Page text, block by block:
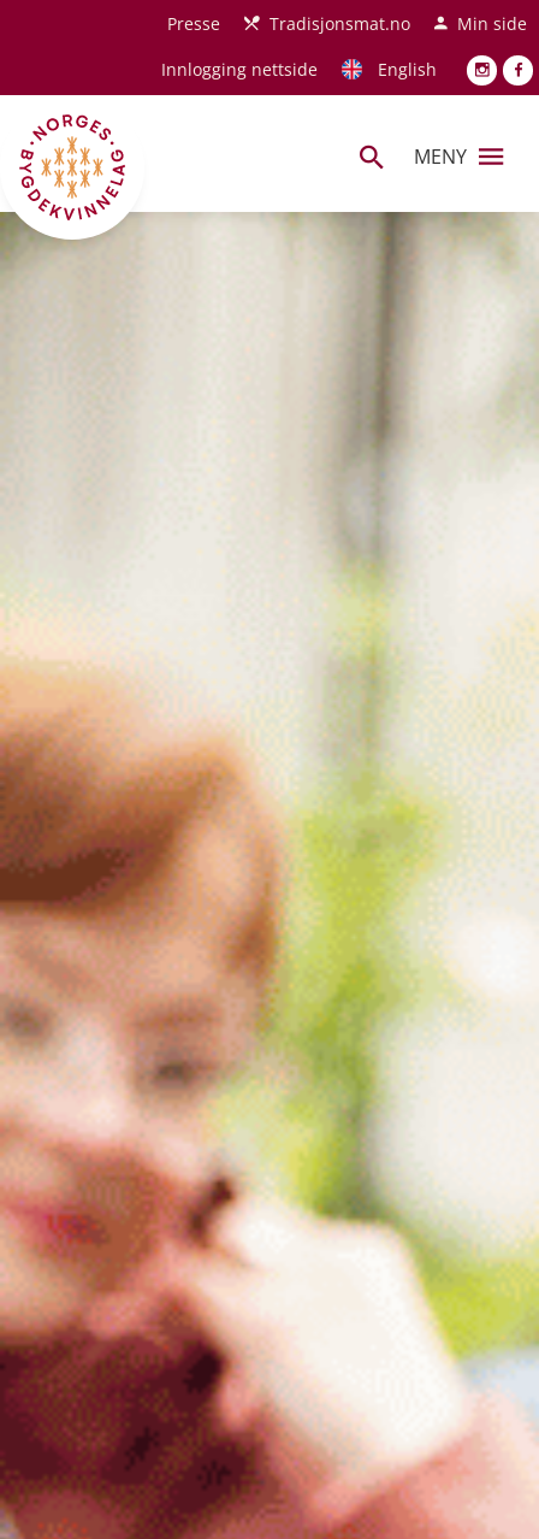
Hopp til hovedinnholdPresse Tradisjonsmat.no
Min side
Innlogging nettside
English
MENY